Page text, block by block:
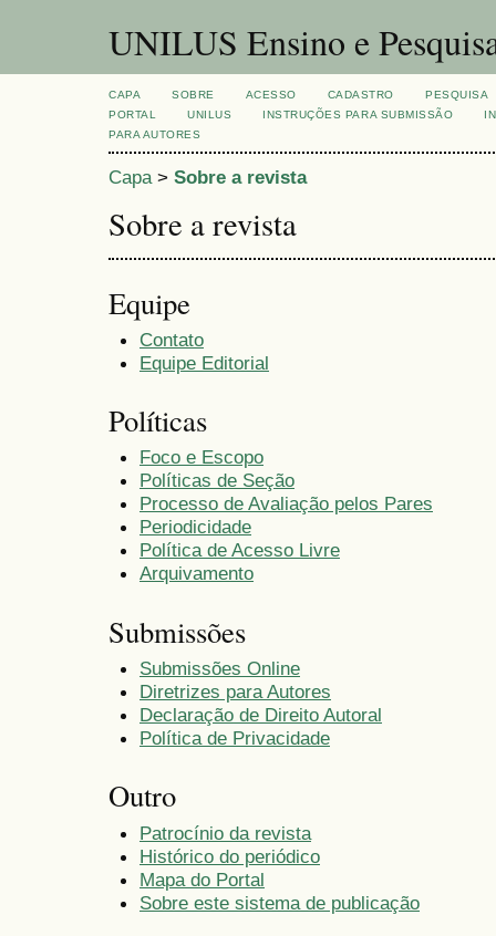
UNILUS Ensino e
CAPA SOBRE ACESSO CADASTRO
PESQUISA
PORTAL
UNILUS INSTRUÇÕES PARA SUBMISSÃO
PARA AUTORES
Capa> Sobre a revista
Sobre a revista
Equipe
Contato
Equipe Editorial
Políticas
Foco e Escopo
Políticas de Seção
Processo de Avaliação pelos Pares
Periodicidade
Política de Acesso Livre
Arquivamento
Submissões
Submissões Online
Diretrizes para Autores
Declaração de Direito Autoral
Política de Privacidade
Outro
Patrocínio da revista
Histórico do periódico
Mapa do Portal
Sobre este sistema de publicação